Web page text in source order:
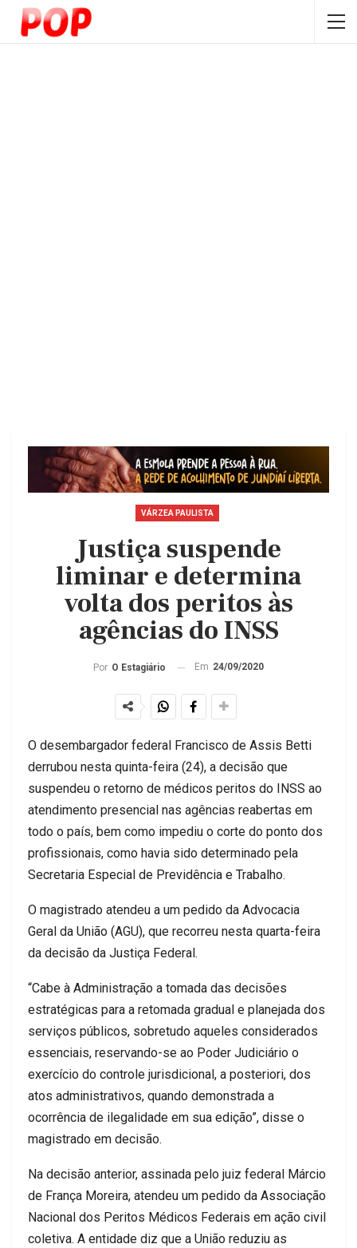
VÁRZEA PAULISTA
Justiça suspende
liminar e determina
volta dos peritos às
agências do INSS
Por O Estagiário Em 24/09/2020
O desembargador federal Francisco de Assis Betti
derrubou nesta quinta-feira (24), a decisão que
suspendeu o retorno de médicos peritos do INSS ao
atendimento presencial nas agências reabertas em
todo o país, bem como impediu o corte do ponto dos
profissionais, como havia sido determinado pela
Secretaria Especial de Previdência e Trabalho.
O magistrado atendeu a um pedido da Advocacia
Geral da União (AGU), que recorreu nesta quarta-feira
da decisão da Justiça Federal.
“Cabe à Administração a tomada das decisões
estratégicas para a retomada gradual e planejada dos
serviços públicos, sobretudo aqueles considerados
essenciais, reservando-se ao Poder Judiciário o
exercício do controle jurisdicional, a posteriori, dos
atos administrativos, quando demonstrada a
ocorrência de ilegalidade em sua edição”, disse o
magistrado em decisão.
Na decisão anterior, assinada pelo juiz federal Márcio
de França Moreira, atendeu um pedido da Associação
Nacional dos Peritos Médicos Federais em ação civil
coletiva. A entidade diz que a União reduziu as